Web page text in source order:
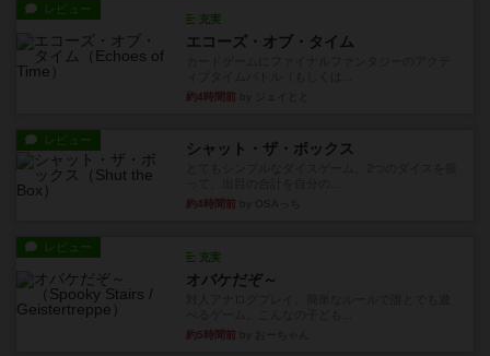
レビュー
充実
エコーズ・オブ・タイム
約4時間前
レビュー シャット・ザ・ボックス
約4時間前
レビュー
充実
オバケだぞ～
約5時間前